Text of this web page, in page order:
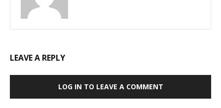
LEAVE A REPLY
LOG IN TO LEAVE A COMMENT